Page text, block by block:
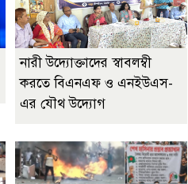
নারী উদ্যোক্তাদের স্বাবলম্বী
করতে বিএনএফ ও এনইউএস-
এর যৌথ উদ্যোগ